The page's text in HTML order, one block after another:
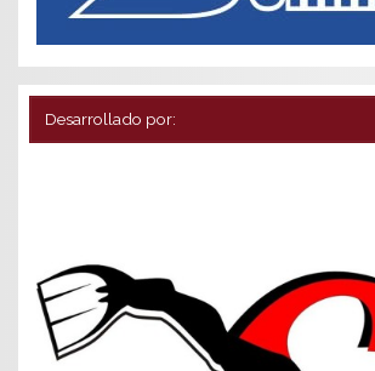
Desarrollado por: